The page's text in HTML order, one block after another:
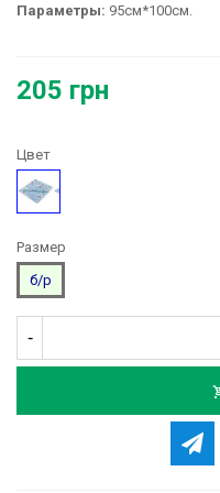
Параметры: 95см*100см.
205 грн
Цвет
Голубой
Размер
б/р
-